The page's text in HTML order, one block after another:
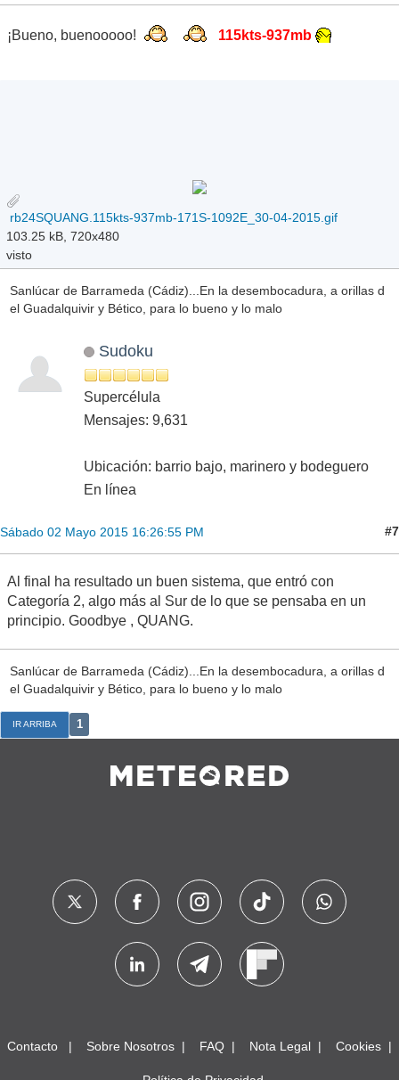
¡Bueno, buenooooo! 115kts-937mb
rb24SQUANG.115kts-937mb-171S-1092E_30-04-2015.gif
103.25 kB, 720x480
visto
Sanlúcar de Barrameda (Cádiz)...En la desembocadura, a orillas d
el Guadalquivir y Bético, para lo bueno y lo malo
Sudoku
Supercélula
Mensajes: 9,631
Ubicación: barrio bajo, marinero y bodeguero
En línea
Sábado 02 Mayo 2015 16:26:55 PM #7
Al final ha resultado un buen sistema, que entró con
Categoría 2, algo más al Sur de lo que se pensaba en un
principio. Goodbye , QUANG.
Sanlúcar de Barrameda (Cádiz)...En la desembocadura, a orillas d
el Guadalquivir y Bético, para lo bueno y lo malo
IR ARRIBA 1
Contacto Sobre Nosotros FAQ Nota Legal Cookies